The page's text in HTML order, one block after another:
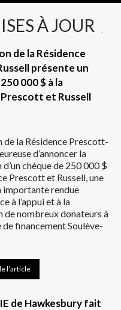
À JOUR
de la Résidence
présente un
000 $ à la
et Russell
de la Résidence Prescott-
d’annoncer la
chèque de 250 000 $
Prescott et Russell, une
rendue
à l’appui et à la
nombreux donateurs à
de financement Soulève-
l’article
de Hawkesbury fait